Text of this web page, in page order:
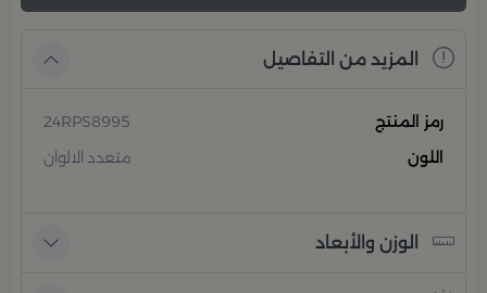
المزيد من التفاصيل
رمز المنتج
24RPS8995
اللون
متعدد الالوان
الوزن والأبعاد